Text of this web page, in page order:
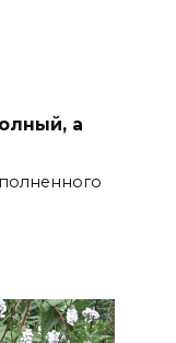
а